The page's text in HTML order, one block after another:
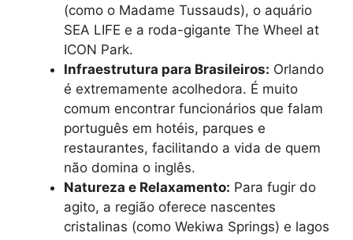
(como o Madame Tussauds), o aquário
SEA LIFE e a roda-gigante The Wheel at
ICON Park.
Infraestrutura para Brasileiros: Orlando
é extremamente acolhedora. É muito
comum encontrar funcionários que falam
português em hotéis, parques e
restaurantes, facilitando a vida de quem
não domina o inglês.
Natureza e Relaxamento: Para fugir do
agito, a região oferece nascentes
cristalinas (como Wekiwa Springs) e lagos